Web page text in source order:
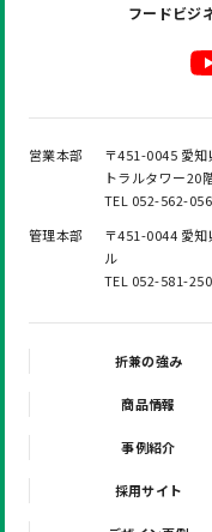
フードビジ
営業本部
〒451-0045 愛
トラルタワー20
TEL 052-562-
管理本部
〒451-0044 愛
ル
TEL 052-581-
折兼の強み
商品情報
事例紹介
採用サイト